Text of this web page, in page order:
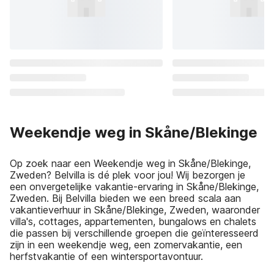
Weekendje weg in Skåne/Blekinge
Op zoek naar een Weekendje weg in Skåne/Blekinge,
Zweden? Belvilla is dé plek voor jou! Wij bezorgen je
een onvergetelijke vakantie-ervaring in Skåne/Blekinge,
Zweden. Bij Belvilla bieden we een breed scala aan
vakantieverhuur in Skåne/Blekinge, Zweden, waaronder
villa's, cottages, appartementen, bungalows en chalets
die passen bij verschillende groepen die geïnteresseerd
zijn in een weekendje weg, een zomervakantie, een
herfstvakantie of een wintersportavontuur.